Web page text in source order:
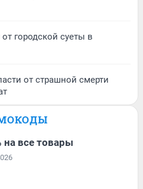
городской суеты в
от страшной смерти
на все товары